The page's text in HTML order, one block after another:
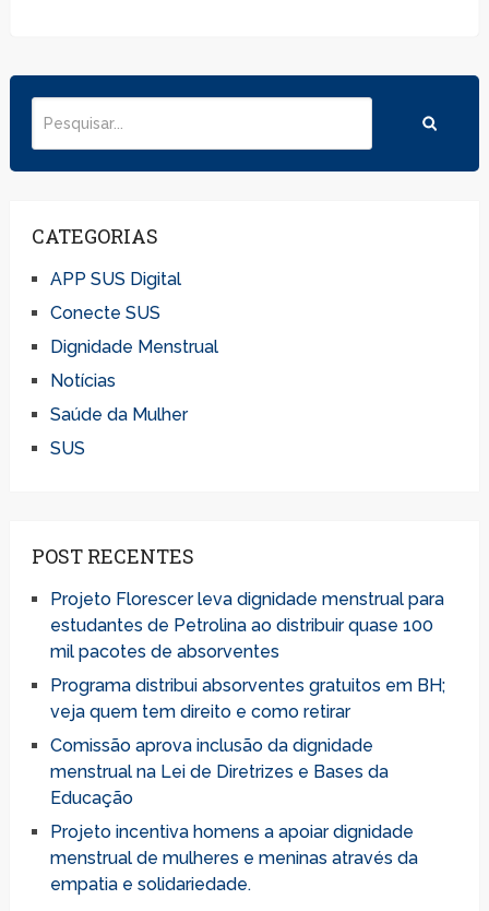
CATEGORIAS
APP SUS Digital
Conecte SUS
Dignidade Menstrual
Notícias
Saúde da Mulher
SUS
POST RECENTES
Projeto Florescer leva dignidade menstrual para
estudantes de Petrolina ao distribuir quase 100
mil pacotes de absorventes
Programa distribui absorventes gratuitos em BH;
veja quem tem direito e como retirar
Comissão aprova inclusão da dignidade
menstrual na Lei de Diretrizes e Bases da
Educação
Projeto incentiva homens a apoiar dignidade
menstrual de mulheres e meninas através da
empatia e solidariedade.